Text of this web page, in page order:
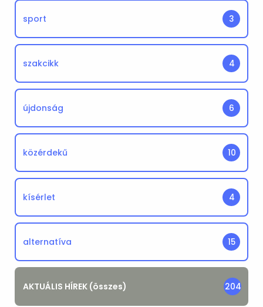
sport 3
szakcikk 4
újdonság 6
közérdekű 10
kísérlet 4
alternatíva 15
AKTUÁLIS HÍREK (összes) 204